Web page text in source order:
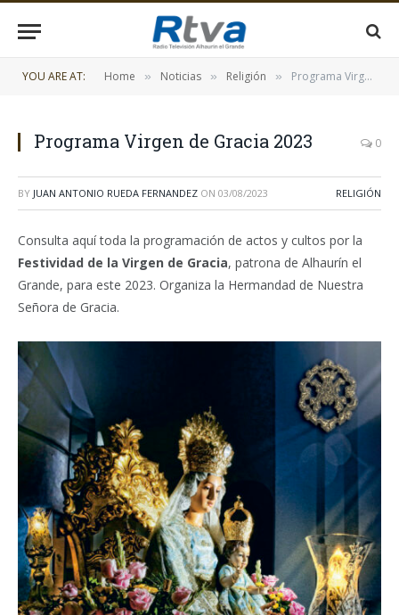
YOU ARE AT: Home » Noticias » Religión » Programa Virgen de Gracia 2023
Programa Virgen de Gracia 2023 0
BY JUAN ANTONIO RUEDA FERNANDEZ ON 03/08/2023 RELIGIÓN
Consulta aquí toda la programación de actos y cultos por la
Festividad de la Virgen de Gracia, patrona de Alhaurín el
Grande, para este 2023. Organiza la Hermandad de Nuestra
Señora de Gracia.